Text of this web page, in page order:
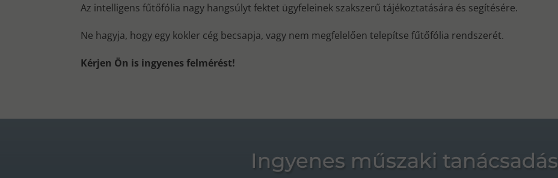
Az intelligens fűtőfólia nagy hangsúlyt fektet ügyfeleinek szakszerű tájékoztatására és segítésére.
Ne hagyja, hogy egy kokler cég becsapja, vagy nem megfelelően telepítse fűtőfólia rendszerét.
Kérjen Ön is ingyenes felmérést!
Ingyenes műszaki tanácsadás